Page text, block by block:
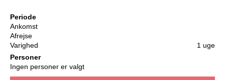
Periode
Ankomst
Afrejse
Varighed
1 uge
Personer
Ingen personer er valgt